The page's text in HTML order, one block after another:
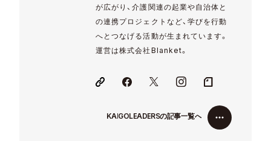
が広がり、介護関連の起業や自治体と
の連携プロジェクトなど、学びを行動
へとつなげる活動が生まれています。
運営は株式会社Blanket。
KAIGOLEADERSの記事一覧へ